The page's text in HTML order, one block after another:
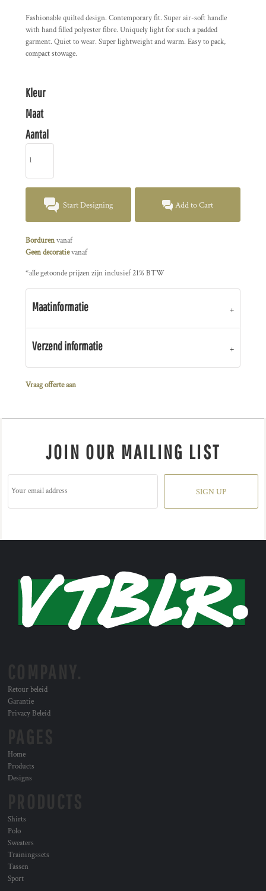
Fashionable quilted design. Contemporary fit. Super air-soft handle
with hand filled polyester fibre. Uniquely light for such a padded
garment. Quiet to wear. Super lightweight and warm. Easy to pack,
compact stowage.
Kleur
Maat
Aantal
Start Designing Add to Cart
Bordurenvanaf
Geen decoratievanaf
*alle getoonde prijzen zijn inclusief 21% BTW
Maatinformatie
Verzend informatie
Vraag offerte aan
JOIN OUR MAILING LIST
SIGN UP
Retour beleid
Garantie
Privacy Beleid
Home
Products
Designs
Shirts
Polo
Sweaters
Trainingssets
Tassen
Sport